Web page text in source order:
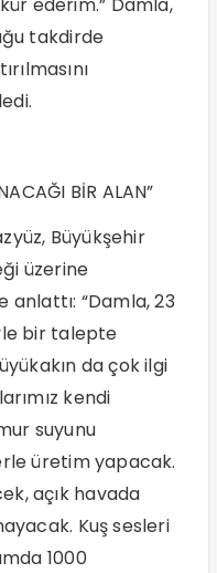
ederim.” Damla,
takdirde
BİR ALAN”
Büyükşehir
üzerine
anlattı: “Damla, 23
bir talepte
da çok ilgi
kendi
suyunu
üretim yapacak.
açık havada
Kuş sesleri
1000